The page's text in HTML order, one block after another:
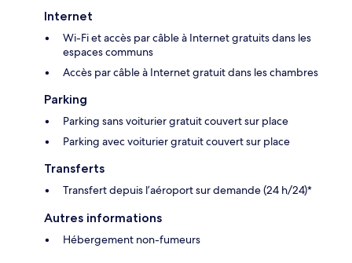
Internet
Wi-Fi et accès par câble à Internet gratuits dans les
espaces communs
Accès par câble à Internet gratuit dans les chambres
Parking
Parking sans voiturier gratuit couvert sur place
Parking avec voiturier gratuit couvert sur place
Transferts
Transfert depuis l’aéroport sur demande (24 h/24)*
Autres informations
Hébergement non-fumeurs